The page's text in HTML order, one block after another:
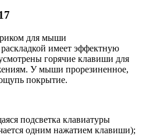
для мыши
имеет эффектную
горячие клавиши для
У мыши прорезиненное,
покрытие.
подсветка клавиатуры
одним нажатием клавиши);